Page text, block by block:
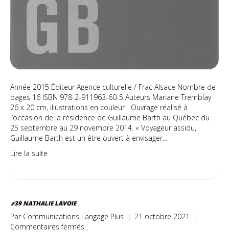
Année 2015 Éditeur Agence culturelle / Frac Alsace Nombre de
pages 16 ISBN 978-2-911963-60-5 Auteurs Mariane Tremblay
26 x 20 cm, illustrations en couleur Ouvrage réalisé à
l’occasion de la résidence de Guillaume Barth au Québec du
25 septembre au 29 novembre 2014. « Voyageur assidu,
Guillaume Barth est un être ouvert à envisager…
Lire la suite
#39 NATHALIE LAVOIE
Par Communications Langage Plus | 21 octobre 2021
|
Commentaires fermés